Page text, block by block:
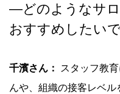
―どのようなサ
おすすめしたい
千濱さん：
スタッフ教
んや、組織の接客レベ